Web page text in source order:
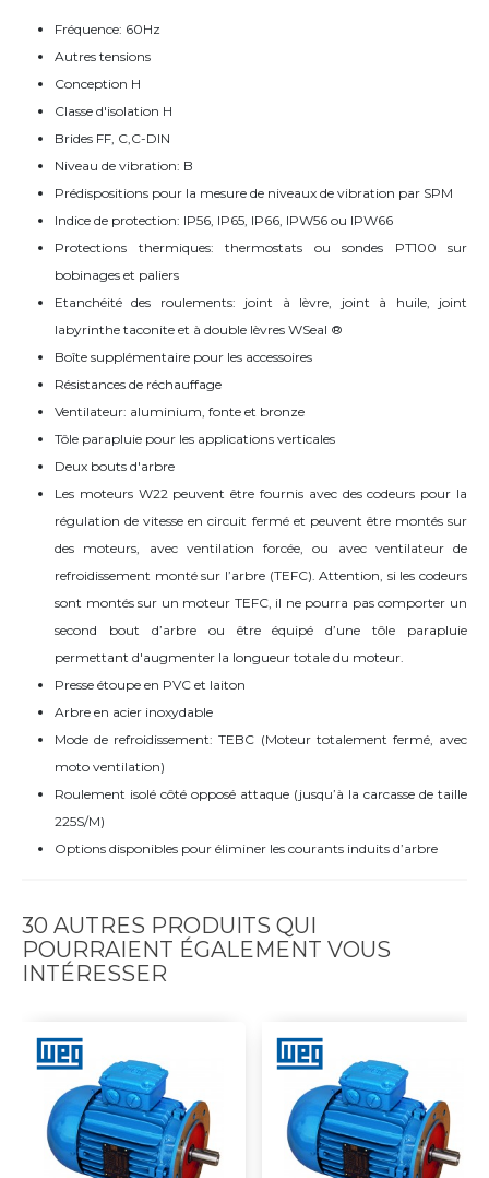
Fréquence: 60Hz
Autres tensions
Conception H
Classe d'isolation H
Brides FF, C,C-DIN
Niveau de vibration: B
Prédispositions pour la mesure de niveaux de vibration par SPM
Indice de protection: IP56, IP65, IP66, IPW56 ou IPW66
Protections thermiques: thermostats ou sondes PT100 sur
bobinages et paliers
Etanchéité des roulements: joint à lèvre, joint à huile, joint
labyrinthe taconite et à double lèvres WSeal ®
Boîte supplémentaire pour les accessoires
Résistances de réchauffage
Ventilateur: aluminium, fonte et bronze
Tôle parapluie pour les applications verticales
Deux bouts d'arbre
Les moteurs W22 peuvent être fournis avec des codeurs pour la
régulation de vitesse en circuit fermé et peuvent être montés sur
des moteurs, avec ventilation forcée, ou avec ventilateur de
refroidissement monté sur l’arbre (TEFC). Attention, si les codeurs
sont montés sur un moteur TEFC, il ne pourra pas comporter un
second bout d’arbre ou être équipé d’une tôle parapluie
permettant d'augmenter la longueur totale du moteur.
Presse étoupe en PVC et laiton
Arbre en acier inoxydable
Mode de refroidissement: TEBC (Moteur totalement fermé, avec
moto ventilation)
Roulement isolé côté opposé attaque (jusqu’à la carcasse de taille
225S/M)
Options disponibles pour éliminer les courants induits d’arbre
30 AUTRES PRODUITS QUI
POURRAIENT ÉGALEMENT VOUS
INTÉRESSER